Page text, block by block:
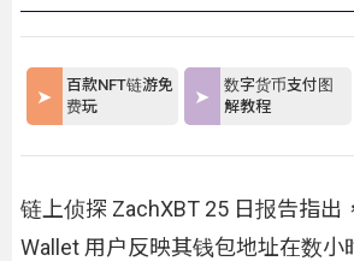
百款NFT链游免
费玩
数字货币支付图
解教程
链上侦探 ZachXBT 25 日报告指出
Wallet 用户反映其钱包地址在数小